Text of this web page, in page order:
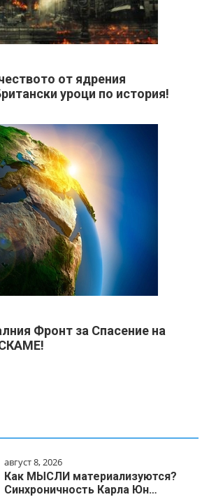
от ядрения
уроци по история!
Фронт за Спасение на
август 8, 2026
Как МЫСЛИ материализуются?
Синхроничность Карла Юн…